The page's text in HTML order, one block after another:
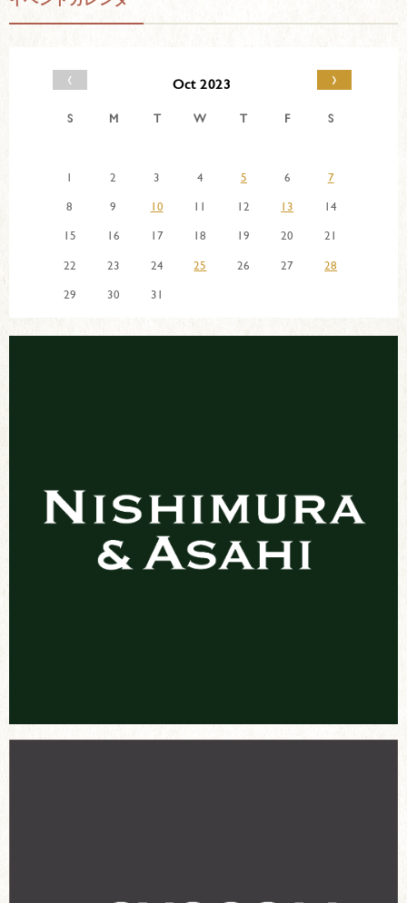
‹ Oct 2023 ›
S M T W T F S
1 2 3 4 5 6
7
8
9 10 11 12 13
14
15
16 17 18 19 20
21
22
23 24 25 26 27
28
29
30 31